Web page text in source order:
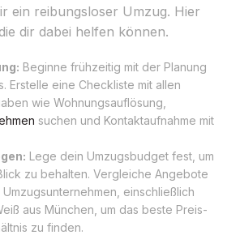
ein reibungsloser Umzug. Hier
dir dabei helfen können.
Beginne frühzeitig mit der Planung
Erstelle eine Checkliste mit allen
wie Wohnungsauflösung,
suchen und Kontaktaufnahme mit
Lege dein Umzugsbudget fest, um
zu behalten. Vergleiche Angebote
einschließlich
aus München, um das beste Preis-
zu finden.